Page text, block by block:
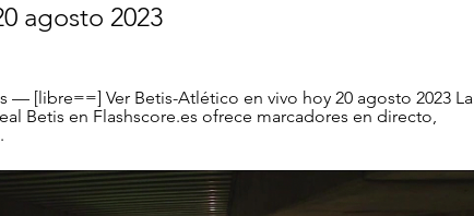
agosto 2023
— [libre==] Ver Betis-Atlético en vivo hoy 20 agosto 2023 La
Betis en Flashscore.es ofrece marcadores en directo,